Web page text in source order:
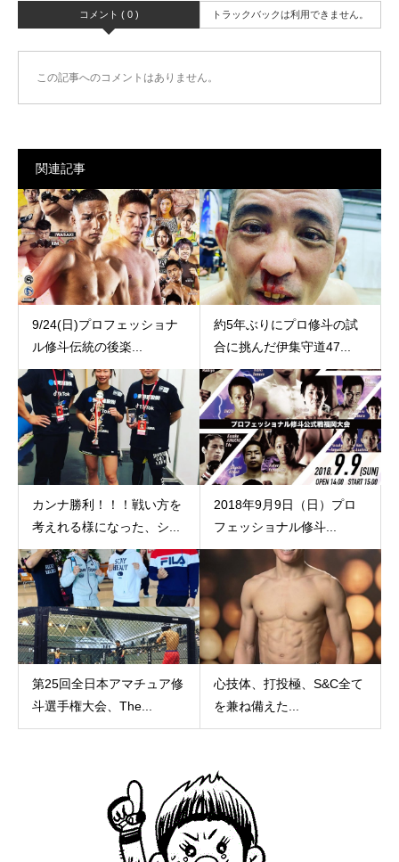
コメント ( 0 ) トラックバックは利用できません。
この記事へのコメントはありません。
関連記事
9/24(日)プロフェッショナ
ル修斗伝統の後楽...
約5年ぶりにプロ修斗の試
合に挑んだ伊集守道47...
カンナ勝利！！！戦い方を
考えれる様になった、シ...
2018年9月9日（日）プロ
フェッショナル修斗...
第25回全日本アマチュア修
斗選手権大会、The...
心技体、打投極、S&C全て
を兼ね備えた...